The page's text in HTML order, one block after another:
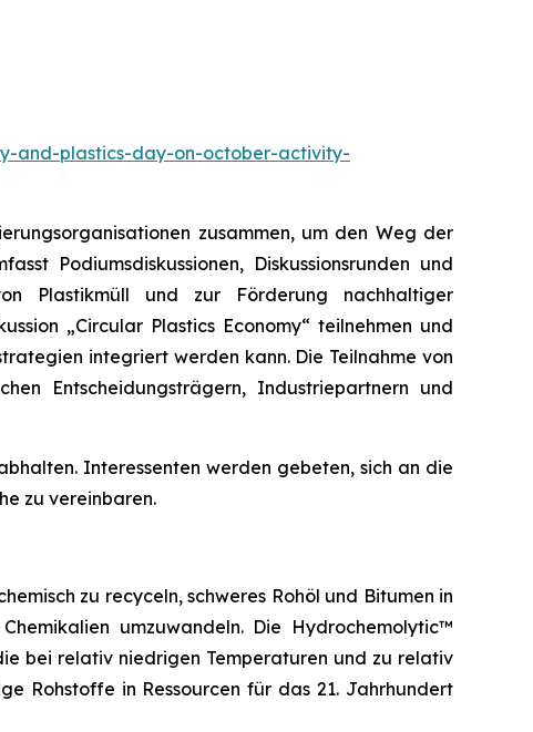
and-plastics-day-on-october-activity-
zusammen, um den Weg der
Podiumsdiskussionen, Diskussionsrunden und
Plastikmüll und zur Förderung nachhaltiger
„Circular Plastics Economy“ teilnehmen und
integriert werden kann. Die Teilnahme von
Entscheidungsträgern, Industriepartnern und
Interessenten werden gebeten, sich an die
zu vereinbaren.
zu recyceln, schweres Rohöl und Bitumen in
umzuwandeln. Die Hydrochemolytic™
bei relativ niedrigen Temperaturen und zu relativ
Rohstoffe in Ressourcen für das 21. Jahrhundert